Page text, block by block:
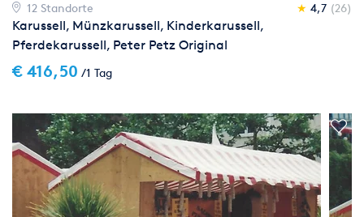
12 Standorte ★ 4,7 (26)
Karussell, Münzkarussell, Kinderkarussell,
Pferdekarussell, Peter Petz Original
€ 416,50 /1 Tag